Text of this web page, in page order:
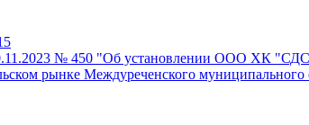
№ 450 "Об установлении ООО ХК
рынке Междуреченского